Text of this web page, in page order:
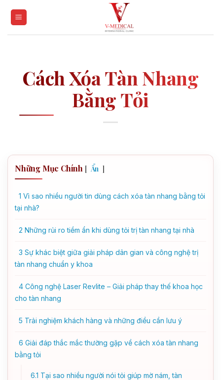
Cách Xóa Tàn Nhang
Bằng Tỏi
Những Mục Chính [ Ẩn ]
1 Vì sao nhiều người tin dùng cách xóa tàn nhang bằng tỏi
tại nhà?
2 Những rủi ro tiềm ẩn khi dùng tỏi trị tàn nhang tại nhà
3 Sự khác biệt giữa giải pháp dân gian và công nghệ trị
tàn nhang chuẩn y khoa
4 Công nghệ Laser Revlite – Giải pháp thay thế khoa học
cho tàn nhang
5 Trải nghiệm khách hàng và những điều cần lưu ý
6 Giải đáp thắc mắc thường gặp về cách xóa tàn nhang
bằng tỏi
6.1 Tại sao nhiều người nói tỏi giúp mờ nám, tàn